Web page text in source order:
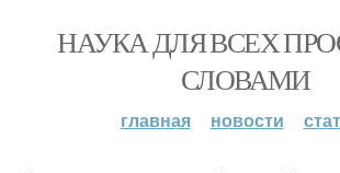
НАУКА ДЛЯ ВСЕХ
СЛОВАМИ
главная новости